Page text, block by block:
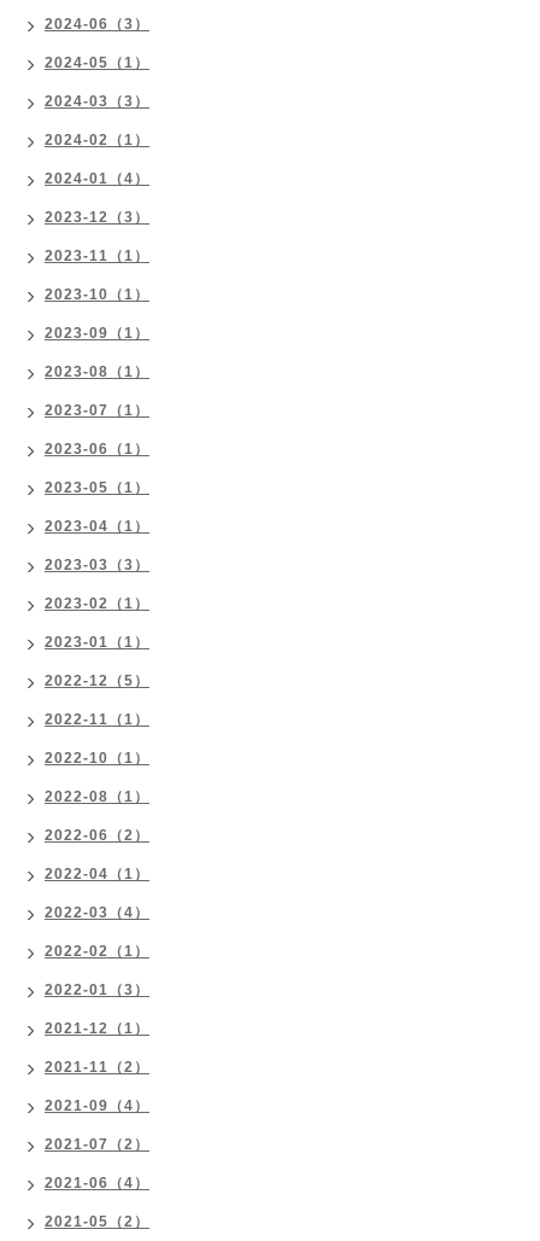
2024-06（3）
2024-05（1）
2024-03（3）
2024-02（1）
2024-01（4）
2023-12（3）
2023-11（1）
2023-10（1）
2023-09（1）
2023-08（1）
2023-07（1）
2023-06（1）
2023-05（1）
2023-04（1）
2023-03（3）
2023-02（1）
2023-01（1）
2022-12（5）
2022-11（1）
2022-10（1）
2022-08（1）
2022-06（2）
2022-04（1）
2022-03（4）
2022-02（1）
2022-01（3）
2021-12（1）
2021-11（2）
2021-09（4）
2021-07（2）
2021-06（4）
2021-05（2）